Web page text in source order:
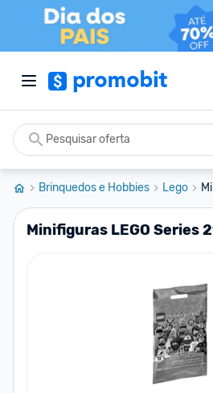
Brinquedos e Hobbies Lego
Minifiguras LEGO Series